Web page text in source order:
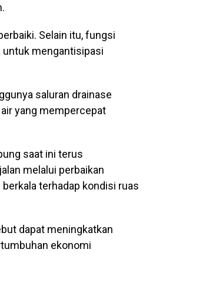
Selain itu, fungsi
untuk mengantisipasi
saluran drainase
yang mempercepat
saat ini terus
melalui perbaikan
terhadap kondisi ruas
dapat meningkatkan
ekonomi